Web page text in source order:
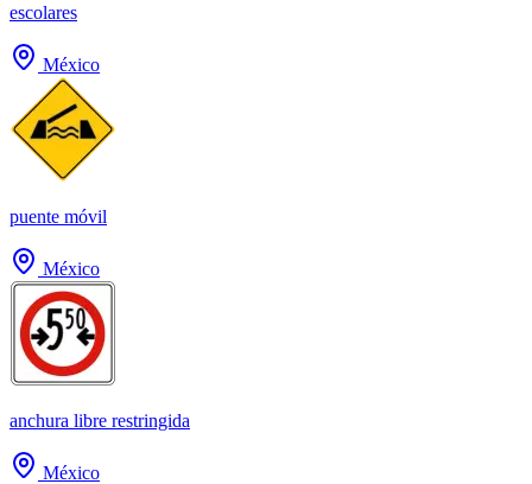
escolares
México
puente móvil
México
anchura libre restringida
México